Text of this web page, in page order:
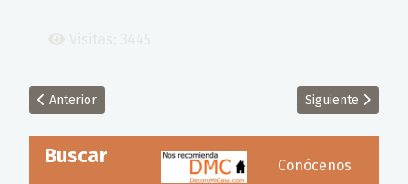
Artículo anterior: Escaparates virtuales gratuitos para
Anterior Artículo
Siguiente
Buscar
Conócenos